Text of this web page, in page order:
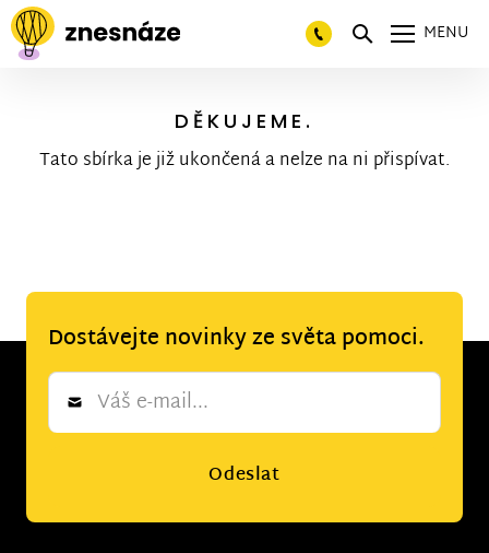
MENU
DĚKUJEME.
Tato sbírka je již ukončená a nelze na ni přispívat.
Dostávejte novinky ze světa pomoci.
Newsletter
Odeslat